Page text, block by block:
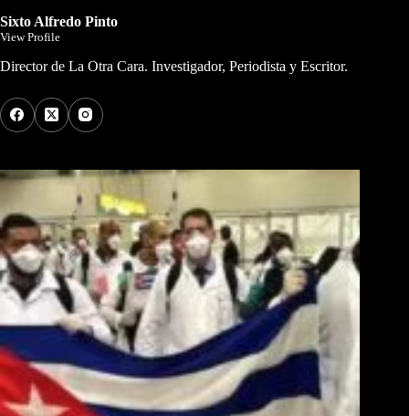
Sixto Alfredo Pinto
View Profile
Director de La Otra Cara. Investigador, Periodista y Escritor.